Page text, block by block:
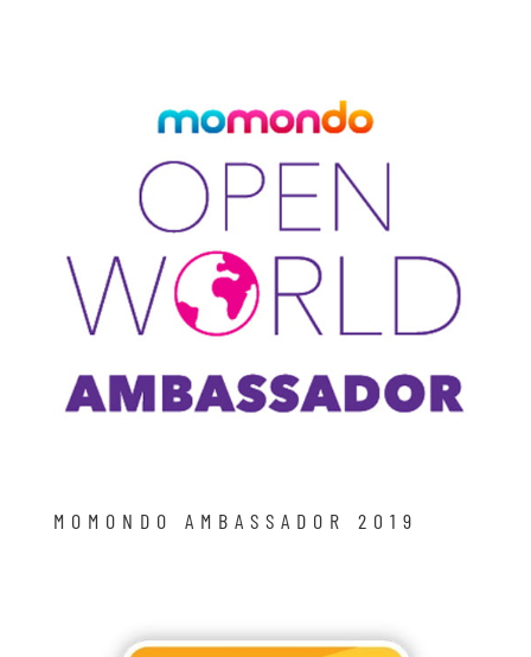
MOMONDO AMBASSADOR 2019